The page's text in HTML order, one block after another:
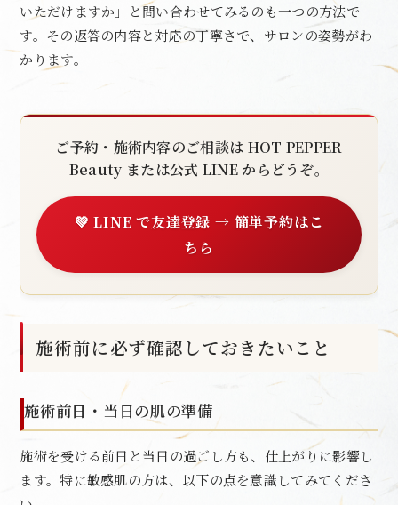
いただけますか」と問い合わせてみるのも一つの方法で
す。その返答の内容と対応の丁寧さで、サロンの姿勢がわ
かります。
ご予約・施術内容のご相談は HOT PEPPER
Beauty または公式 LINE からどうぞ。
💚 LINE で友達登録 → 簡単予約はこ
ちら
施術前に必ず確認しておきたいこと
施術前日・当日の肌の準備
施術を受ける前日と当日の過ごし方も、仕上がりに影響し
ます。特に敏感肌の方は、以下の点を意識してみてくださ